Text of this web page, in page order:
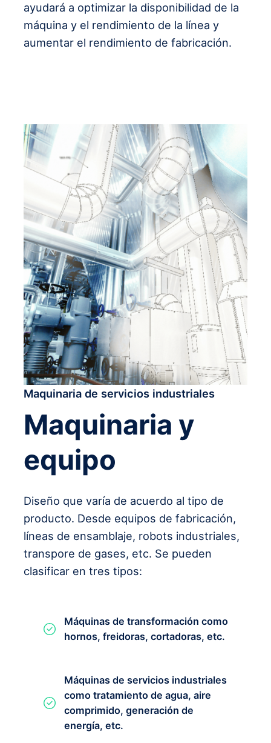
ayudará a optimizar la disponibilidad de la
máquina y el rendimiento de la línea y
aumentar el rendimiento de fabricación.
Maquinaria de servicios industriales
Maquinaria y
equipo
Diseño que varía de acuerdo al tipo de
producto. Desde equipos de fabricación,
líneas de ensamblaje, robots industriales,
transpore de gases, etc. Se pueden
clasificar en tres tipos:
Máquinas de transformación como
hornos, freidoras, cortadoras, etc.
Máquinas de servicios industriales
como tratamiento de agua, aire
comprimido, generación de
energía, etc.